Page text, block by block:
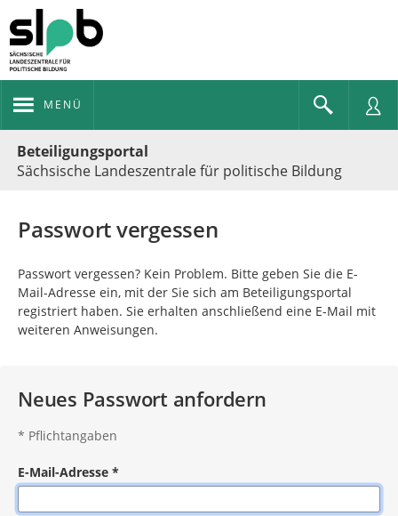
MENÜ
Beteiligungsportal
Sächsische Landeszentrale für politische Bildung
Passwort vergessen
Passwort vergessen? Kein Problem. Bitte geben Sie die E-
Mail-Adresse ein, mit der Sie sich am Beteiligungsportal
registriert haben. Sie erhalten anschließend eine E-Mail mit
weiteren Anweisungen.
Neues Passwort anfordern
* Pflichtangaben
E-Mail-Adresse *